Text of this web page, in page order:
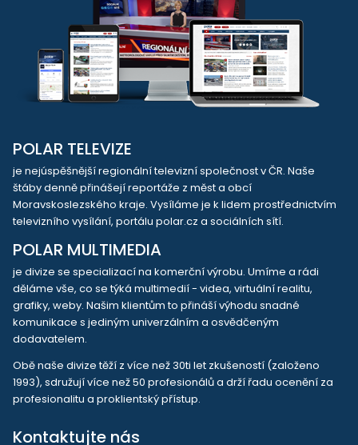
POLAR TELEVIZE
je nejúspěšnější regionální televizní společnost v ČR. Naše
štáby denně přinášejí reportáže z měst a obcí
Moravskoslezského kraje. Vysíláme je k lidem prostřednictvím
televizního vysílání, portálu polar.cz a sociálních sítí.
POLAR MULTIMEDIA
je divize se specializací na komerční výrobu. Umíme a rádi
děláme vše, co se týká multimedií - videa, virtuální realitu,
grafiky, weby. Našim klientům to přináší výhodu snadné
komunikace s jediným univerzálním a osvědčeným
dodavatelem.
Obě naše divize těží z více než 30ti let zkušeností (založeno
1993), sdružují více než 50 profesionálů a drží řadu ocenění za
profesionalitu a proklientský přístup.
Kontaktujte nás